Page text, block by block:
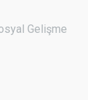
Gelişme